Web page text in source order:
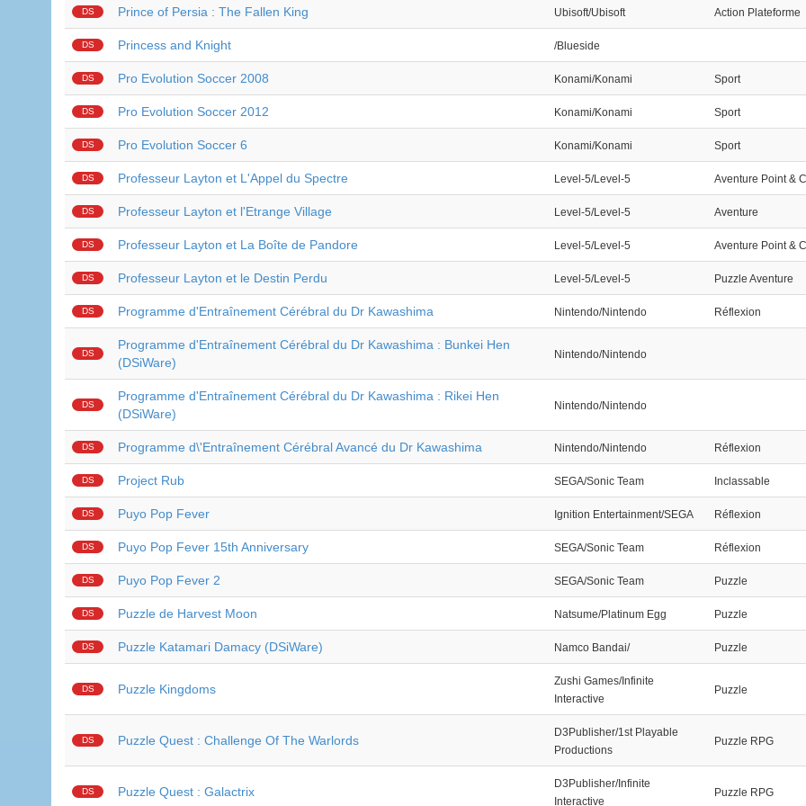
DS Prince of Persia : The Fallen King Ubisoft/Ubisoft Action Plateforme
DS Princess and Knight /Blueside
DS Pro Evolution Soccer 2008 Konami/Konami Sport
DS Pro Evolution Soccer 2012 Konami/Konami Sport
DS Pro Evolution Soccer 6 Konami/Konami Sport
DS Professeur Layton et L'Appel du Spectre Level-5/Level-5 Aventure Point &
DS Professeur Layton et l'Etrange Village Level-5/Level-5 Aventure
DS Professeur Layton et La Boîte de Pandore Level-5/Level-5 Aventure Point &
DS Professeur Layton et le Destin Perdu Level-5/Level-5 Puzzle Aventure
DS Programme d'Entraînement Cérébral du Dr Kawashima Nintendo/Nintendo Réflexion
DS
Programme d'Entraînement Cérébral du Dr Kawashima : Bunkei Hen
(DSiWare)
Nintendo/Nintendo
DS
Programme d'Entraînement Cérébral du Dr Kawashima : Rikei Hen
(DSiWare)
Nintendo/Nintendo
DS Programme d\'Entraînement Cérébral Avancé du Dr Kawashima Nintendo/Nintendo Réflexion
DS Project Rub SEGA/Sonic Team Inclassable
DS Puyo Pop Fever Ignition Entertainment/SEGA Réflexion
DS Puyo Pop Fever 15th Anniversary SEGA/Sonic Team Réflexion
DS Puyo Pop Fever 2 SEGA/Sonic Team Puzzle
DS Puzzle de Harvest Moon Natsume/Platinum Egg Puzzle
DS Puzzle Katamari Damacy (DSiWare) Namco Bandai/ Puzzle
DS Puzzle Kingdoms
Zushi Games/Infinite
Interactive
Puzzle
DS Puzzle Quest : Challenge Of The Warlords
D3Publisher/1st Playable
Productions
Puzzle RPG
DS Puzzle Quest : Galactrix
D3Publisher/Infinite
Interactive
Puzzle RPG